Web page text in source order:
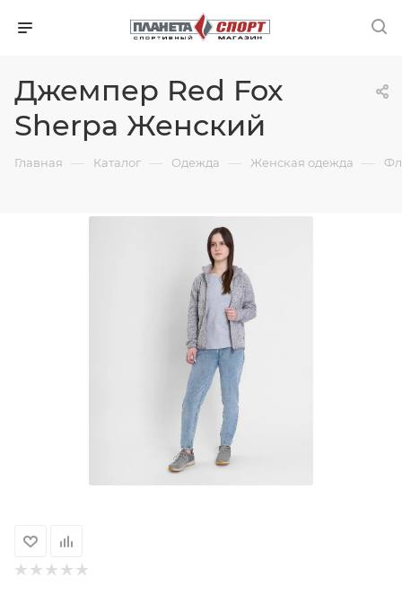
Джемпер Red Fox
Sherpa Женский
Главная — Каталог — Одежда — Женская одежда —